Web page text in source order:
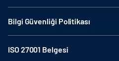
Bilgi Güvenliği Politikası
ISO 27001 Belgesi